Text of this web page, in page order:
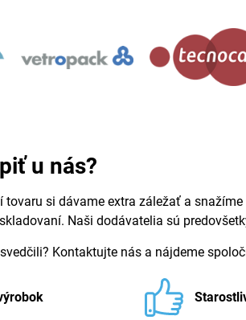
u nás?
tovaru si dávame extra záležať a
Naši dodávatelia sú
Kontaktujte nás a nájdeme